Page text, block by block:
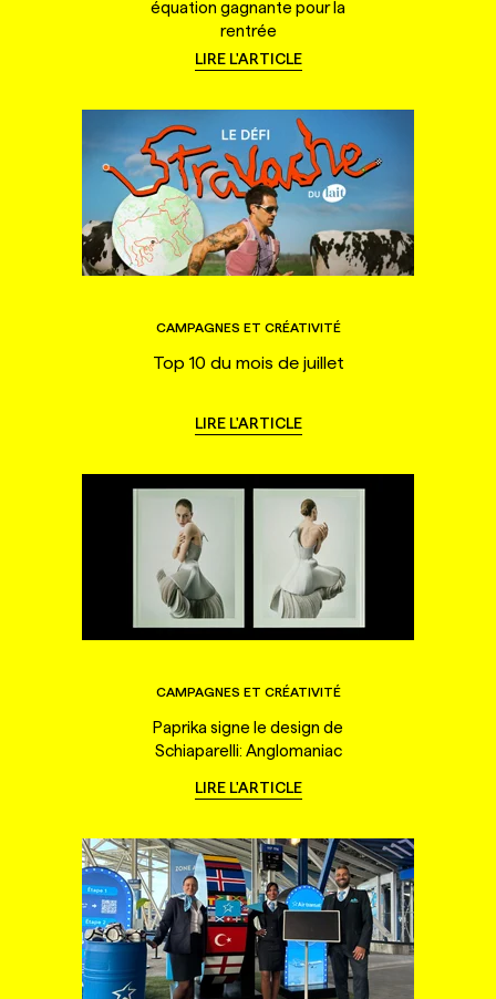
équation gagnante pour la
rentrée
LIRE L'ARTICLE
CAMPAGNES ET CRÉATIVITÉ
Top 10 du mois de juillet
LIRE L'ARTICLE
CAMPAGNES ET CRÉATIVITÉ
Paprika signe le design de
Schiaparelli: Anglomaniac
LIRE L'ARTICLE